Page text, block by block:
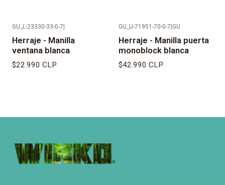
GU_L-23330-33-0-7
Herraje - Manilla
ventana blanca
$22.990 CLP
GU_U-71951-70-0-7 GU
Herraje - Manilla puerta
monoblock blanca
$42.990 CLP